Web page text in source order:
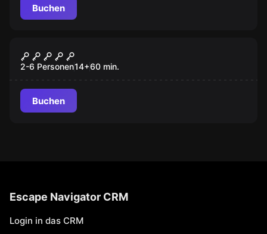
Buchen
Die Bar
2-6 Personen14+60 min.
Buchen
Escape Navigator CRM
Login in das CRM